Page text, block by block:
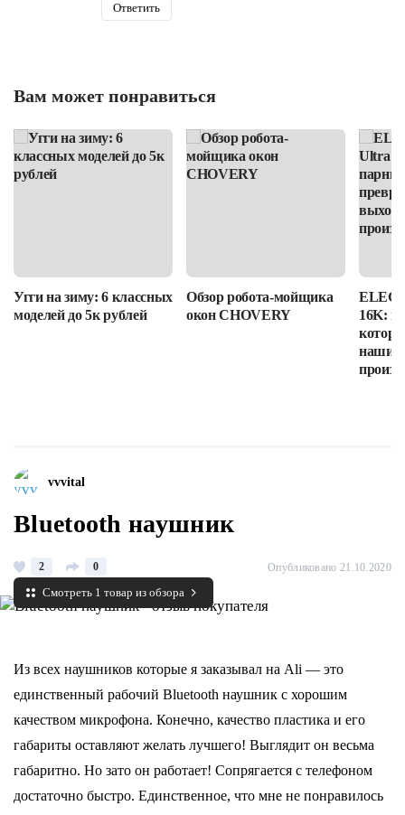
Ответить
Вам может понравиться
Угги на зиму: 6 классных
моделей до 5к рублей
Обзор робота-мойщика
окон CHOVERY
16K:
наши
vvvital
Bluetooth наушник
2 0 Опубликовано 21.10.2020
Смотреть 1 товар из обзора
Из всех наушников которые я заказывал на Ali — это
единственный рабочий Bluetooth наушник с хорошим
качеством микрофона. Конечно, качество пластика и его
габариты оставляют желать лучшего! Выглядит он весьма
габаритно. Но зато он работает! Сопрягается с телефоном
достаточно быстро. Единственное, что мне не понравилось